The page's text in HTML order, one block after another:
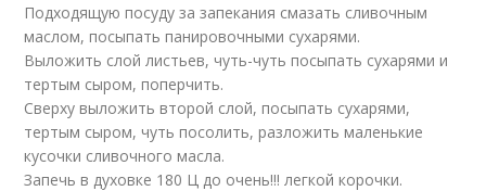
Подходящую посуду за запекания смазать сливочным
маслом, посыпать панировочными сухарями.
Выложить слой листьев, чуть-чуть посыпать сухарями и
тертым сыром, поперчить.
Сверху выложить второй слой, посыпать сухарями,
тертым сыром, чуть посолить, разложить маленькие
кусочки сливочного масла.
Запечь в духовке 180 Ц до очень!!! легкой корочки.